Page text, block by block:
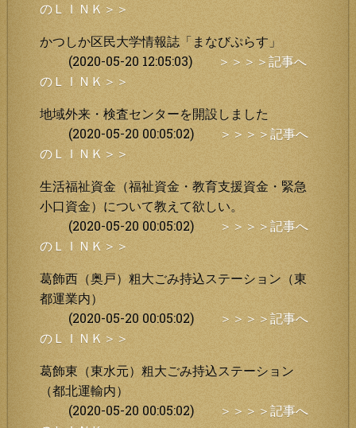
のＬＩＮＫ＞＞
かつしか区民大学情報誌「まなびぷらす」
(2020-05-20 12:05:03)
＞＞＞＞記事へ
のＬＩＮＫ＞＞
地域外来・検査センターを開設しました
(2020-05-20 00:05:02)
＞＞＞＞記事へ
のＬＩＮＫ＞＞
生活福祉資金（福祉資金・教育支援資金・緊急
小口資金）について教えて欲しい。
(2020-05-20 00:05:02)
＞＞＞＞記事へ
のＬＩＮＫ＞＞
葛飾西（奥戸）粗大ごみ持込ステーション（東
都運業内）
(2020-05-20 00:05:02)
＞＞＞＞記事へ
のＬＩＮＫ＞＞
葛飾東（東水元）粗大ごみ持込ステーション
（都北運輸内）
(2020-05-20 00:05:02)
＞＞＞＞記事へ